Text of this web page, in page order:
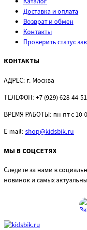
Доставка и оплата
Возврат и обмен
Контакты
Проверить статус
КОНТАКТЫ
АДРЕС: г. Москва
ТЕЛЕФОН: +7 (929) 628-44-51
ВРЕМЯ РАБОТЫ: пн-пт с 10-
E-mail: shop@kidsbik.ru
МЫ В СОЦСЕТЯХ
Следите за нами в
новинок и самых